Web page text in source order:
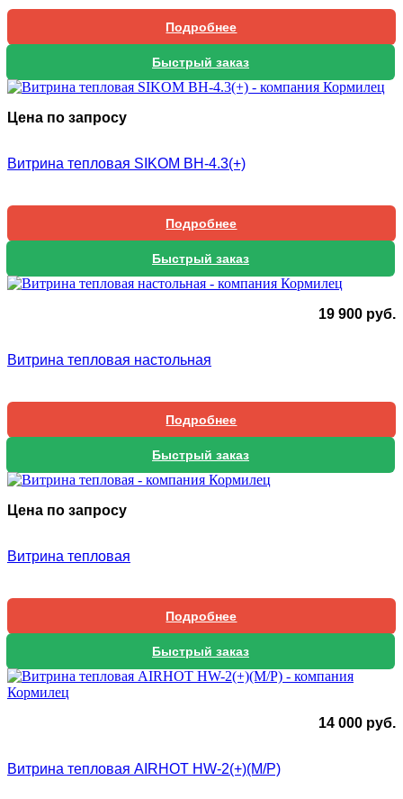
Подробнее
Быстрый заказ
Цена по запросу
Витрина тепловая SIKOM ВН-4.3(+)
Подробнее
Быстрый заказ
19 900 руб.
Витрина тепловая настольная
Подробнее
Быстрый заказ
Цена по запросу
Витрина тепловая
Подробнее
Быстрый заказ
14 000 руб.
Витрина тепловая AIRHOT HW-2(+)(М/Р)